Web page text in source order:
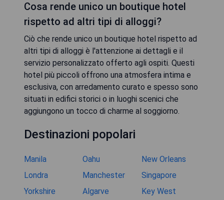
Cosa rende unico un boutique hotel
rispetto ad altri tipi di alloggi?
Ciò che rende unico un boutique hotel rispetto ad
altri tipi di alloggi è l'attenzione ai dettagli e il
servizio personalizzato offerto agli ospiti. Questi
hotel più piccoli offrono una atmosfera intima e
esclusiva, con arredamento curato e spesso sono
situati in edifici storici o in luoghi scenici che
aggiungono un tocco di charme al soggiorno.
Destinazioni popolari
Manila Oahu
New Orleans
Londra
Manchester
Singapore
Yorkshire
Algarve Key West